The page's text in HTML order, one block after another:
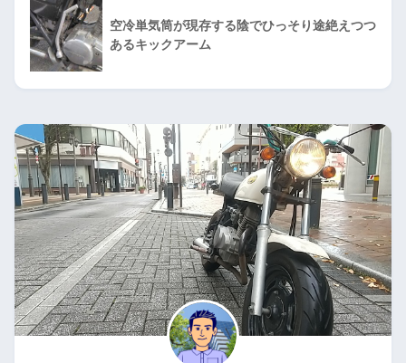
空冷単気筒が現存する陰でひっそり途絶えつつ
あるキックアーム